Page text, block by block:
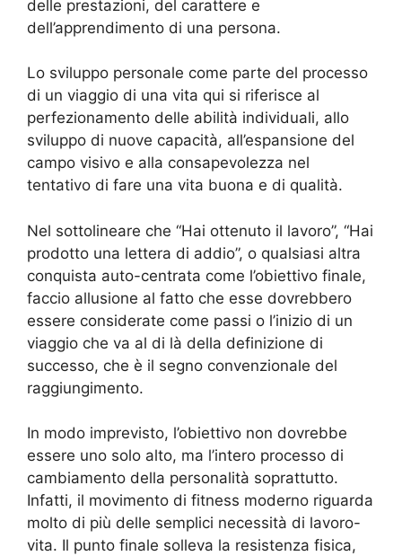
delle prestazioni, del carattere e
dell’apprendimento di una persona.
Lo sviluppo personale come parte del processo
di un viaggio di una vita qui si riferisce al
perfezionamento delle abilità individuali, allo
sviluppo di nuove capacità, all’espansione del
campo visivo e alla consapevolezza nel
tentativo di fare una vita buona e di qualità.
Nel sottolineare che “Hai ottenuto il lavoro”, “Hai
prodotto una lettera di addio”, o qualsiasi altra
conquista auto-centrata come l’obiettivo finale,
faccio allusione al fatto che esse dovrebbero
essere considerate come passi o l’inizio di un
viaggio che va al di là della definizione di
successo, che è il segno convenzionale del
raggiungimento.
In modo imprevisto, l’obiettivo non dovrebbe
essere uno solo alto, ma l’intero processo di
cambiamento della personalità soprattutto.
Infatti, il movimento di fitness moderno riguarda
molto di più delle semplici necessità di lavoro-
vita. Il punto finale solleva la resistenza fisica,